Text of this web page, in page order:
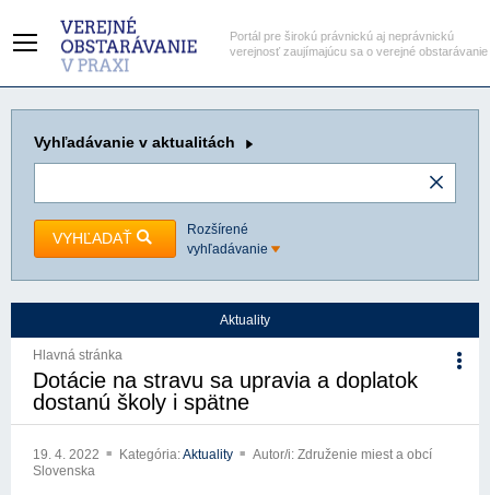
Portál pre širokú právnickú aj neprávnickú
verejnosť zaujímajúcu sa o verejné obstarávanie
Vyhľadávanie v aktualitách
VYHĽADAŤ
Rozšírené
vyhľadávanie
Aktuality
Hlavná stránka
Dotácie na stravu sa upravia a doplatok
dostanú školy i spätne
19. 4. 2022 Kategória:Aktuality
Autor/i: Združenie miest a obcí
Slovenska